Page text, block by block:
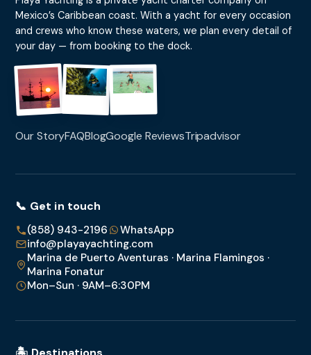
Mexico’s Caribbean coast. With a yacht for every occasion
and crews who know these waters, we plan every detail of
your day — from booking to the dock.
Our StoryFAQBlogGoogle ReviewsTripadvisor
📞 Get in touch
(858) 943-2196
WhatsApp
info@playayachting.com
Marina de Puerto Aventuras · Marina Flamingos ·
Marina Fonatur
Mon–Sun · 9AM–6:30PM